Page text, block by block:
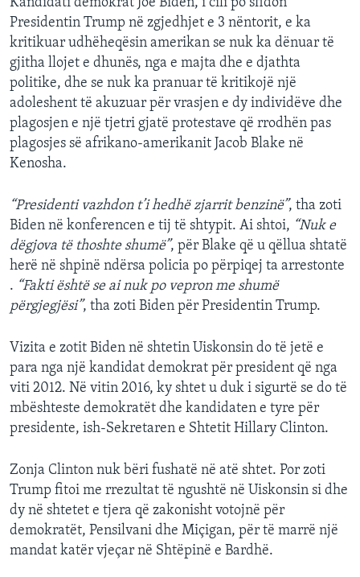
Kandidati demokrat Joe Biden, i cili po sfidon
Presidentin Trump në zgjedhjet e 3 nëntorit, e ka
kritikuar udhëheqësin amerikan se nuk ka dënuar të
gjitha llojet e dhunës, nga e majta dhe e djathta
politike, dhe se nuk ka pranuar të kritikojë një
adoleshent të akuzuar për vrasjen e dy individëve dhe
plagosjen e një tjetri gjatë protestave që rrodhën pas
plagosjes së afrikano-amerikanit Jacob Blake në
Kenosha.
“Presidenti vazhdon t’i hedhë zjarrit benzinë”, tha zoti
Biden në konferencen e tij të shtypit. Ai shtoi, “Nuk e
dëgjova të thoshte shumë”, për Blake që u qëllua shtatë
herë në shpinë ndërsa policia po përpiqej ta arrestonte
. “Fakti është se ai nuk po vepron me shumë
përgjegjësi”, tha zoti Biden për Presidentin Trump.
Vizita e zotit Biden në shtetin Uiskonsin do të jetë e
para nga një kandidat demokrat për president që nga
viti 2012. Në vitin 2016, ky shtet u duk i sigurtë se do të
mbështeste demokratët dhe kandidaten e tyre për
presidente, ish-Sekretaren e Shtetit Hillary Clinton.
Zonja Clinton nuk bëri fushatë në atë shtet. Por zoti
Trump fitoi me rrezultat të ngushtë në Uiskonsin si dhe
dy në shtetet e tjera që zakonisht votojnë për
demokratët, Pensilvani dhe Miçigan, për të marrë një
mandat katër vjeçar në Shtëpinë e Bardhë.